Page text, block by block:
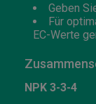
Geben
Für
EC-Werte
NPK 3-3-4